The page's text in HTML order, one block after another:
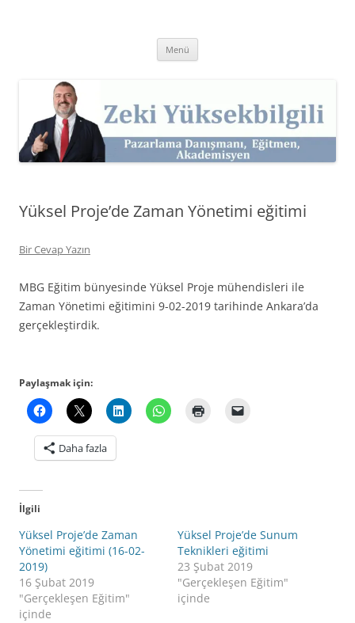
Kişisel Web Sitesi.
Menü
Yüksel Proje’de Zaman Yönetimi eğitimi
Bir Cevap Yazın
MBG Eğitim bünyesinde Yüksel Proje mühendisleri ile
Zaman Yönetimi eğitimini 9-02-2019 tarihinde Ankara’da
gerçekleştirdik.
Paylaşmak için:
Daha fazla
İlgili
Yüksel Proje’de Zaman
Yönetimi eğitimi (16-02-
2019)
16 Şubat 2019
"Gerçekleşen Eğitim"
içinde
Yüksel Proje’de Sunum
Teknikleri eğitimi
23 Şubat 2019
"Gerçekleşen Eğitim"
içinde